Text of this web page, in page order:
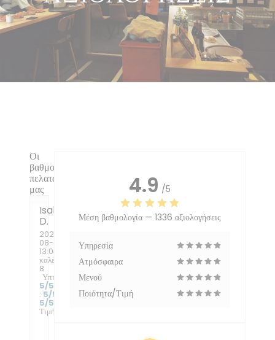
Οι
βαθμολογίες
πελατών
μας
Isabelle
D
2026-
08-06
13:00 -
καλεσμένοι
8
Υπηρεσία
5/5
: 5/5 Μενού:
5/5
Τιμή
4.9 /5
Μέση βαθμολογία — 1336 αξιολογήσεις
Υπηρεσία
Ατμόσφαιρα
Μενού
Ποιότητα/Τιμή